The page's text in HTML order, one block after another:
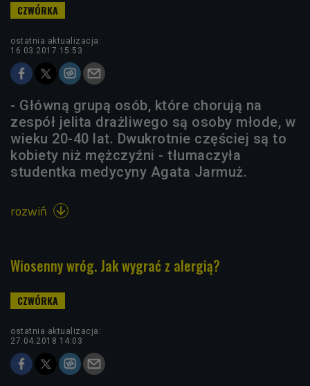
ostatnia aktualizacja:
16.03.2017 15:53
- Główną grupą osób, które chorują na
zespół jelita drażliwego są osoby młode, w
wieku 20-40 lat. Dwukrotnie częściej są to
kobiety niż mężczyźni - tłumaczyła
studentka medycyny Agata Jarmuż.
rozwiń 
Wiosenny wróg. Jak wygrać z alergią?
ostatnia aktualizacja:
27.04.2018 14:03